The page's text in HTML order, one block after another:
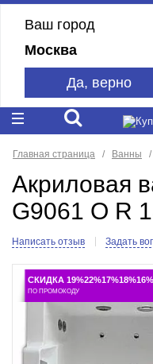
Ваш город
Москва
Да, верно
Главная страница Ванны
Акриловая
G9061 O R
Написать отзыв Задать
СКИДКА
ПО ПРОМОКОДУ